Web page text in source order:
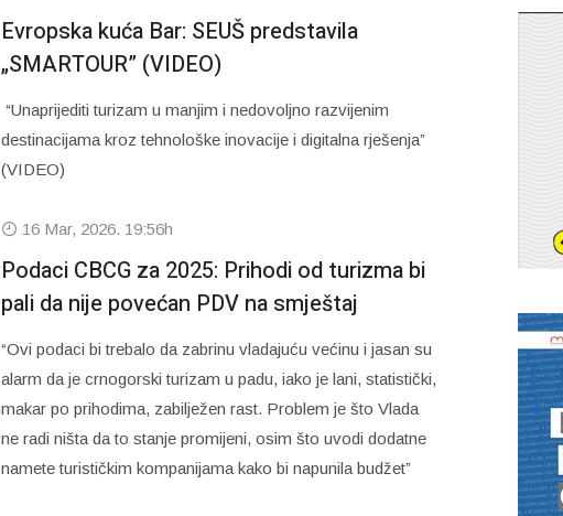
Evropska kuća Bar: SEUŠ predstavila
„SMARTOUR” (VIDEO)
“Unaprijediti turizam u manjim i nedovoljno razvijenim
destinacijama kroz tehnološke inovacije i digitalna rješenja”
(VIDEO)
16 Mar, 2026. 19:56h
Podaci CBCG za 2025: Prihodi od turizma bi
pali da nije povećan PDV na smještaj
“Ovi podaci bi trebalo da zabrinu vladajuću većinu i jasan su
alarm da je crnogorski turizam u padu, iako je lani, statistički,
makar po prihodima, zabilježen rast. Problem je što Vlada
ne radi ništa da to stanje promijeni, osim što uvodi dodatne
namete turističkim kompanijama kako bi napunila budžet”